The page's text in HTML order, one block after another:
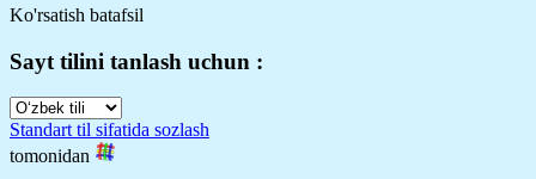
Ko'rsatish batafsil
Sayt tilini tanlash uchun :
Standart til sifatida sozlash
tomonidan